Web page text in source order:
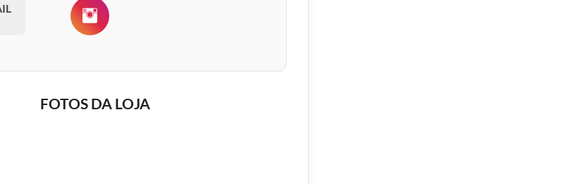
FOTOS DA LOJA